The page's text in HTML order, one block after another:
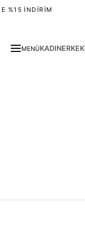
%15 İNDIRIM
MENÜKADINERKEK